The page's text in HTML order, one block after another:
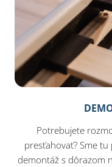
Potrebujete
presťahovať? Sme
demontáž s dôrazom